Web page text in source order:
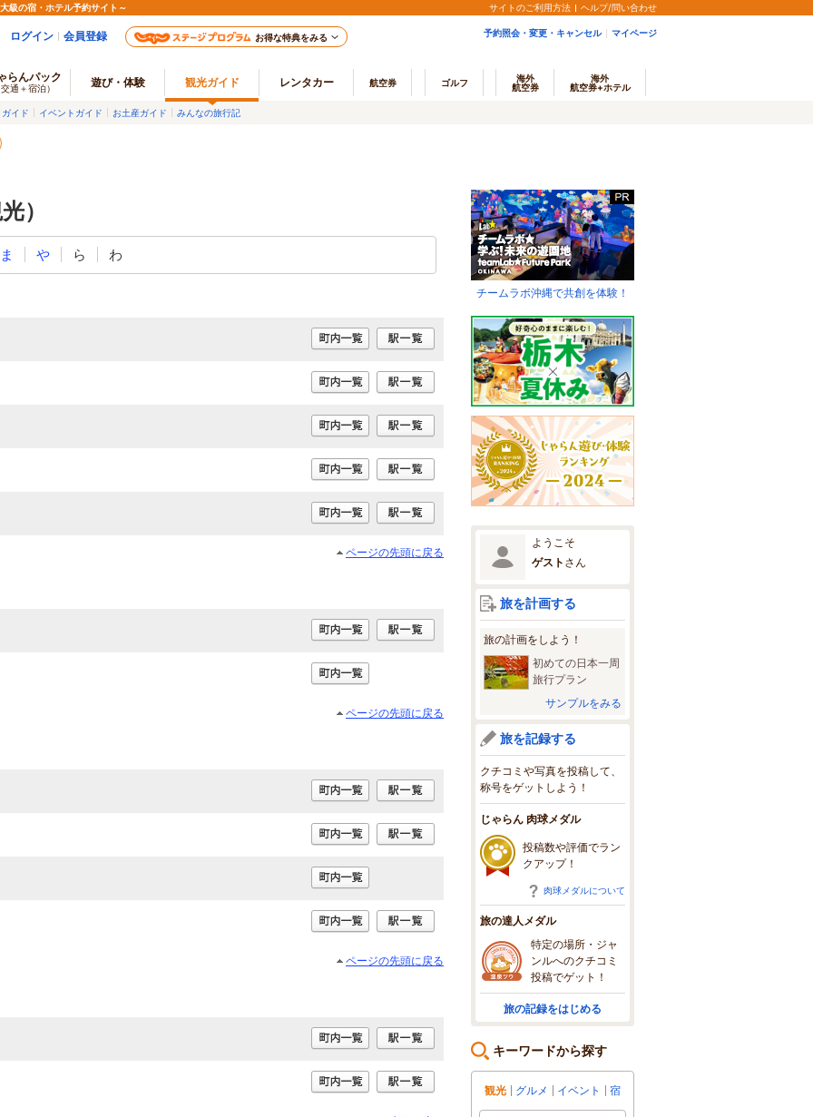
級の宿・ホテル予約サイト～ サイトのご利用方法 ヘルプ/問い合わせ
ログイン 会員登録 お得な特典をみる 予約照会・変更・キャンセル マイページ
らんパック
通＋宿泊） 遊び・体験 観光ガイド レンタカー 航空券 ゴルフ
海外
航空券
海外
航空券+ホテル
イド イベントガイド お土産ガイド みんなの旅行記
）
ま や ら わ
ページの先頭に戻る
ページの先頭に戻る
ページの先頭に戻る
チームラボ沖縄で共創を体験！
ようこそ
ゲスト さん
旅を計画する
旅の計画をしよう！
初めての日本一周
旅行プラン
サンプルをみる
旅を記録する
クチコミや写真を投稿して、
称号をゲットしよう！
じゃらん 肉球メダル
投稿数や評価でラン
クアップ！
肉球メダルについて
旅の達人メダル
特定の場所・ジャ
ンルへのクチコミ
投稿でゲット！
旅の記録をはじめる
キーワードから探す
観光 グルメ イベント 宿